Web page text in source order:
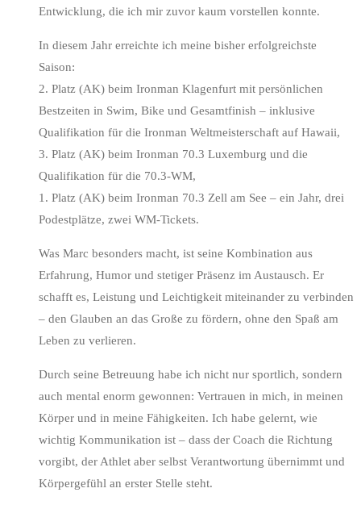
Entwicklung, die ich mir zuvor kaum vorstellen konnte.
In diesem Jahr erreichte ich meine bisher erfolgreichste
Saison:
2. Platz (AK) beim Ironman Klagenfurt mit persönlichen
Bestzeiten in Swim, Bike und Gesamtfinish – inklusive
Qualifikation für die Ironman Weltmeisterschaft auf Hawaii,
3. Platz (AK) beim Ironman 70.3 Luxemburg und die
Qualifikation für die 70.3-WM,
1. Platz (AK) beim Ironman 70.3 Zell am See – ein Jahr, drei
Podestplätze, zwei WM-Tickets.
Was Marc besonders macht, ist seine Kombination aus
Erfahrung, Humor und stetiger Präsenz im Austausch. Er
schafft es, Leistung und Leichtigkeit miteinander zu verbinden
– den Glauben an das Große zu fördern, ohne den Spaß am
Leben zu verlieren.
Durch seine Betreuung habe ich nicht nur sportlich, sondern
auch mental enorm gewonnen: Vertrauen in mich, in meinen
Körper und in meine Fähigkeiten. Ich habe gelernt, wie
wichtig Kommunikation ist – dass der Coach die Richtung
vorgibt, der Athlet aber selbst Verantwortung übernimmt und
Körpergefühl an erster Stelle steht.